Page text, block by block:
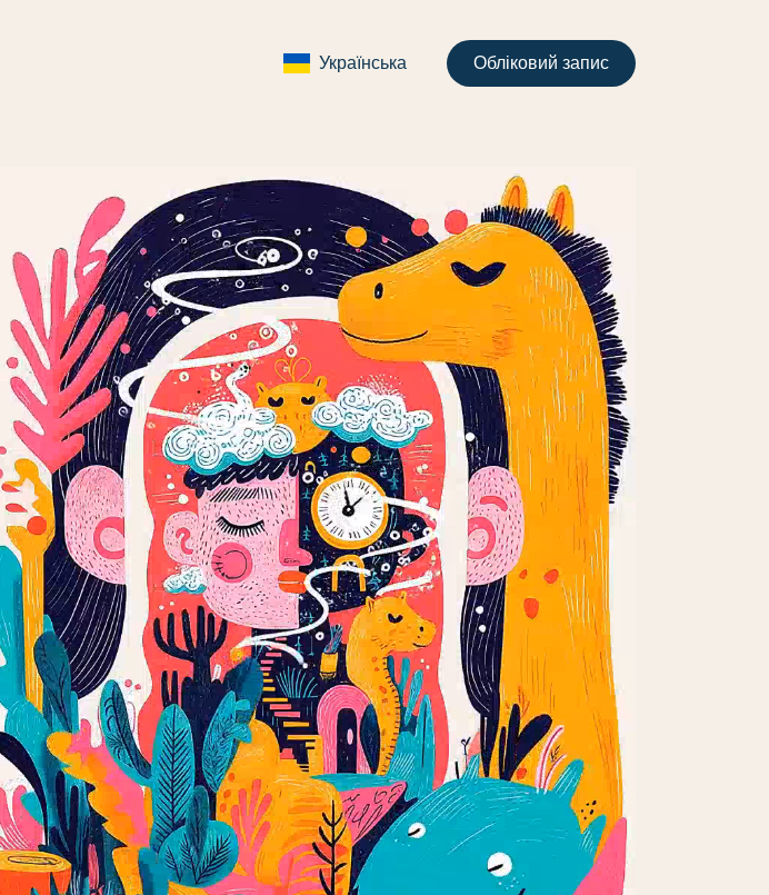
Українська Обліковий запис